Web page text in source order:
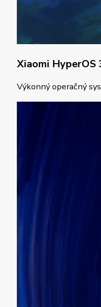
Xiaomi HyperOS
Výkonný operačný